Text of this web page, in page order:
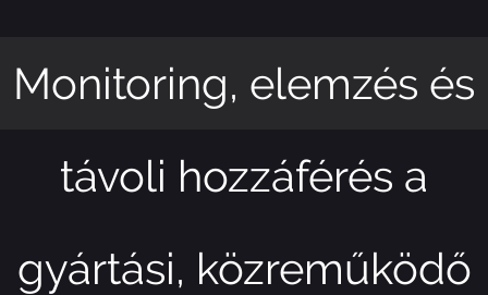
Monitoring, elemzés és
távoli hozzáférés a
gyártási, közreműködő